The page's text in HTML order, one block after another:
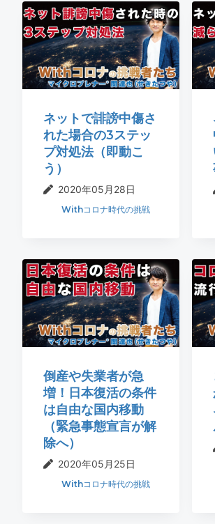
ネットで誹謗中傷さ
れた場合の3ステッ
プ対処法（即動こ
う）
2020年05月28日
Withコロナ時代の挑戦
倒産や失業者が急
増！日本復活の条件
は自由な国内移動
（緊急事態宣言が解
除へ）
2020年05月25日
Withコロナ時代の挑戦